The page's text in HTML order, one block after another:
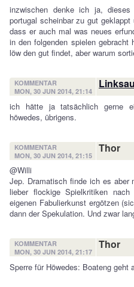
inzwischen denke ich ja, dieses
portugal scheinbar zu gut
dass er auch mal was neues
in den folgenden spielen
löw den gut findet, aber warum
KOMMENTAR
MON, 30 JUN 2014, 21:14
ich hätte ja tatsächlich gerne
höwedes, übrigens.
KOMMENTAR
MON, 30 JUN 2014, 21:15
Thor
@Willi
Jep. Dramatisch finde ich es aber
lieber flockige Spielkritiken
eigenen Fabulierkunst ergötzen
dann der Spekulation. Und zwar
KOMMENTAR
MON, 30 JUN 2014, 21:17
Thor
Sperre für Höwedes: Boateng